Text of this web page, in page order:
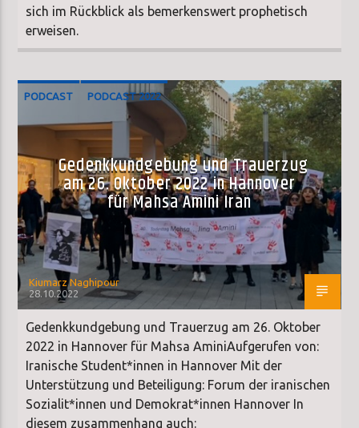
sich im Rückblick als bemerkenswert prophetisch
erweisen.
PODCAST PODCAST 2022
Gedenkkundgebung und Trauerzug
am 26. Oktober 2022 in Hannover
für Mahsa Amini Iran
Kiumarz Naghipour
28.10.2022
Gedenkkundgebung und Trauerzug am 26. Oktober
2022 in Hannover für Mahsa AminiAufgerufen von:
Iranische Student*innen in Hannover Mit der
Unterstützung und Beteiligung: Forum der iranischen
Sozialit*innen und Demokrat*innen Hannover In
diesem zusammenhang auch: